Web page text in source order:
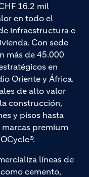
16.2 mil
en todo el
infraestructura e
Con sede
más de 45.000
en
Oriente y África.
de alto valor
construcción,
y pisos hasta
premium
líneas de
cemento,